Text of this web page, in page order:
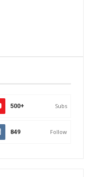
500+ Subs
849 Follow